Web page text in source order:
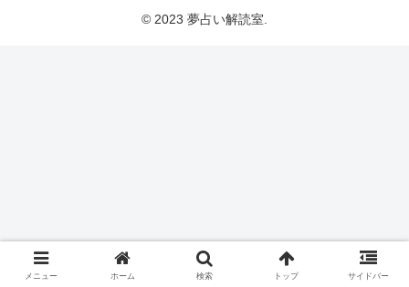
© 2023 夢占い解読室.
メニュー ホーム 検索 トップ サイドバー